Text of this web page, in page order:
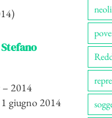
2014
giugno 2014